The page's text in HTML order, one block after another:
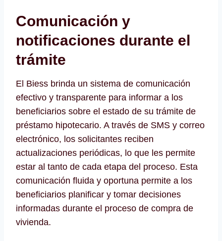
Comunicación y
notificaciones durante el
trámite
El Biess brinda un sistema de comunicación
efectivo y transparente para informar a los
beneficiarios sobre el estado de su trámite de
préstamo hipotecario. A través de SMS y correo
electrónico, los solicitantes reciben
actualizaciones periódicas, lo que les permite
estar al tanto de cada etapa del proceso. Esta
comunicación fluida y oportuna permite a los
beneficiarios planificar y tomar decisiones
informadas durante el proceso de compra de
vivienda.